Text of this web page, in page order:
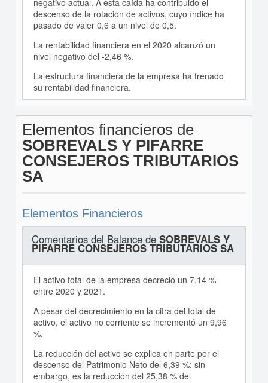
negativo actual. A esta caída ha contribuido el
descenso de la rotación de activos, cuyo índice ha
pasado de valer 0,6 a un nivel de 0,5.
La rentabilidad financiera en el 2020 alcanzó un
nivel negativo del -2,46 %.
La estructura financiera de la empresa ha frenado
su rentabilidad financiera.
Elementos financieros de
SOBREVALS Y PIFARRE
CONSEJEROS TRIBUTARIOS
SA
Elementos Financieros
Comentarios del Balance de SOBREVALS Y
PIFARRE CONSEJEROS TRIBUTARIOS SA
El activo total de la empresa decreció un 7,14 %
entre 2020 y 2021.
A pesar del decrecimiento en la cifra del total de
activo, el activo no corriente se incrementó un 9,96
%.
La reducción del activo se explica en parte por el
descenso del Patrimonio Neto del 6,39 %; sin
embargo, es la reducción del 25,38 % del